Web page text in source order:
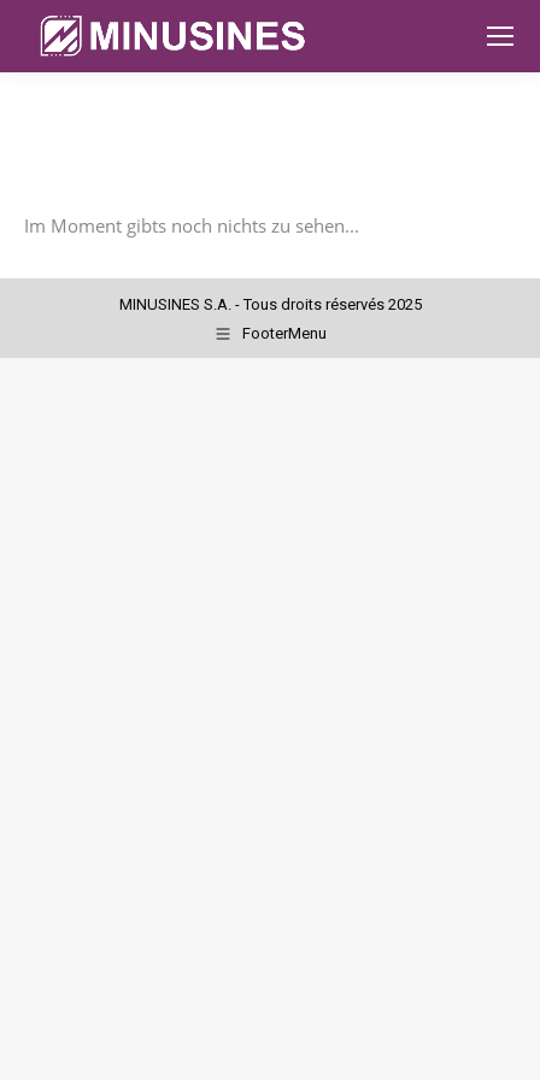
Im Moment gibts noch nichts zu sehen...
MINUSINES S.A. - Tous droits réservés 2025
FooterMenu